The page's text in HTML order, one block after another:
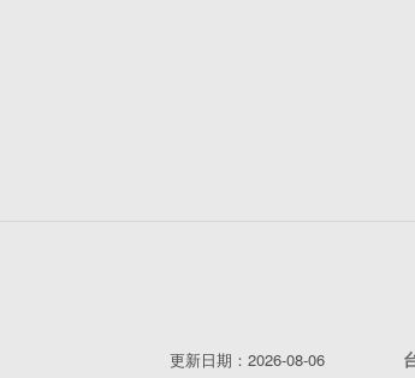
原为日治时期的警察宿
在乐群街与自立街公有宿
更新日期：2026-08-06